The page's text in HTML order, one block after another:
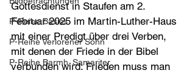
P-Reihe Basics
P-Reihe Verlorener Sohn
P-Reihe Barmh. Samariter
Gottesdienst in Staufen am 2.
Februar 2025 im Martin-Luther-Haus
mit einer Predigt über drei Verben,
mit denen der Friede in der Bibel
verbunden wird: Frieden muss man